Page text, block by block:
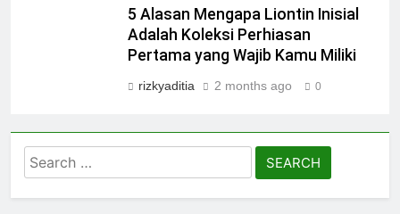
5 Alasan Mengapa Liontin Inisial
Adalah Koleksi Perhiasan
Pertama yang Wajib Kamu Miliki
rizkyaditia 2 months ago 0
Search
for: